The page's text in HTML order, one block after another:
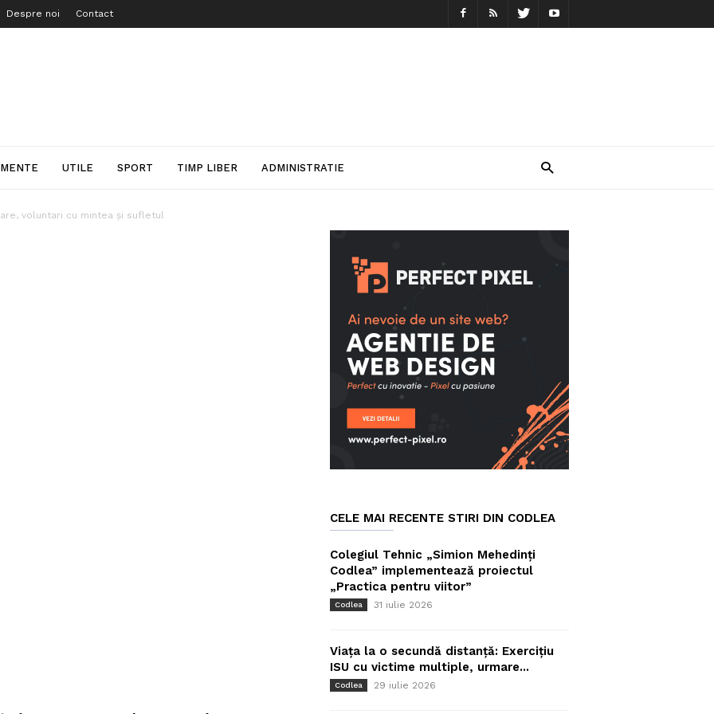
Despre noi Contact
UTILE SPORT TIMP LIBER ADMINISTRATIE
voluntari cu mintea și sufletul
CELE MAI RECENTE STIRI DIN CODLEA
Colegiul Tehnic „Simion Mehedinți
Codlea” implementează proiectul
„Practica pentru viitor”
Codlea 31 iulie 2026
Viața la o secundă distanță: Exercițiu
ISU cu victime multiple, urmare...
Codlea 29 iulie 2026